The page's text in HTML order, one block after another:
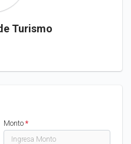
Turismo
Monto *